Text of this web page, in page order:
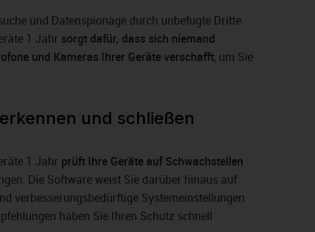
und Datenspionage durch unbefugte Dritte.
1 Jahr sorgt dafür, dass sich niemand
und Kameras Ihrer Geräte verschafft, um Sie
und schließen
1 Jahr prüft Ihre Geräte auf Schwachstellen
Die Software weist Sie darüber hinaus auf
verbesserungsbedürftige Systemeinstellungen
haben Sie Ihren Schutz schnell